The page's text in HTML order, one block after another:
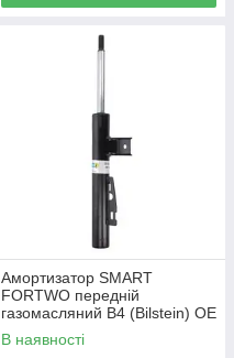
Амортизатор SMART
FORTWO передній
газомасляний B4 (Bilstein) OE
4513201131
В наявності